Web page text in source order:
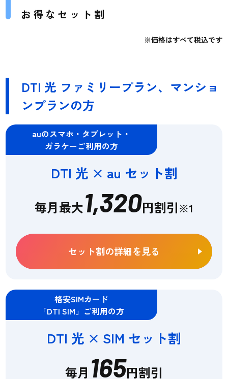
お得なセット割
※価格はすべて税込です
DTI 光 ファミリープラン、マンショ
ンプランの方
auのスマホ・タブレット・
ガラケーご利用の方
DTI 光 × au セット割
毎月最大1,320円割引※1
セット割の詳細を見る
格安SIMカード
「DTI SIM」ご利用の方
DTI 光 × SIM セット割
毎月 165円割引